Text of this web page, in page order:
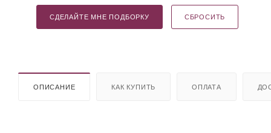
СДЕЛАЙТЕ МНЕ ПОДБОРКУ СБРОСИТЬ
ОПИСАНИЕ КАК КУПИТЬ ОПЛАТА